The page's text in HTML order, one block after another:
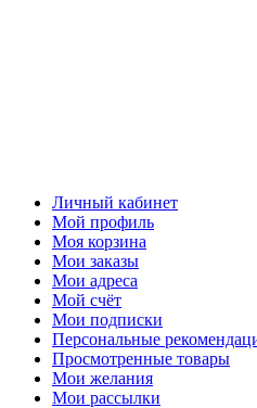
Личный кабинет
Мой профиль
Моя корзина
Мои заказы
Мои адреса
Мой счёт
Мои подписки
Персональные
Просмотренные товары
Мои желания
Мои рассылки